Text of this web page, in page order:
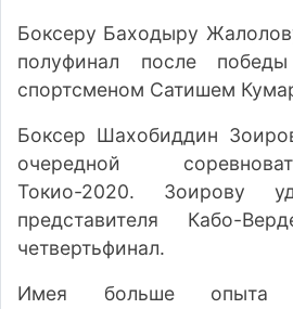
Боксеру Баходыру
полуфинал после
спортсменом Сатишем
Боксер Шахобиддин
очередной
Токио-2020. Зоирову
представителя Кабо-
четвертьфинал.
Имея больше опыта